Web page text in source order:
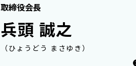
取締役会長
兵頭 誠之
（ひょうどう まさゆき）